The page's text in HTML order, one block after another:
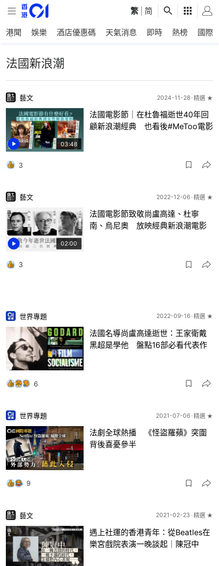
繁 简
港聞 娛樂 酒店優惠碼 天氣消息 即時 熱榜 國際
法國新浪潮
03:48
藝文 2024-11-28 精選 ★
法國電影節｜在杜魯福逝世40年回
顧新浪潮經典 也看後#MeToo電影
3
02:00
藝文 2022-12-06 精選 ★
法國電影節致敬尚盧高達、杜寧
南、烏尼奧 放映經典新浪潮電影
3
世界專題 2022-09-16 精選 ★
法國名導尚盧高達逝世：王家衛戴
黑超是學他 盤點16部必看代表作
6
世界專題 2021-07-06 精選 ★
法劇全球熱播 《怪盜羅蘋》突圍
背後喜憂參半
9
藝文 2021-02-23 精選 ★
遇上社運的香港青年：從Beatles在
樂宮戲院表演一晚談起｜陳冠中